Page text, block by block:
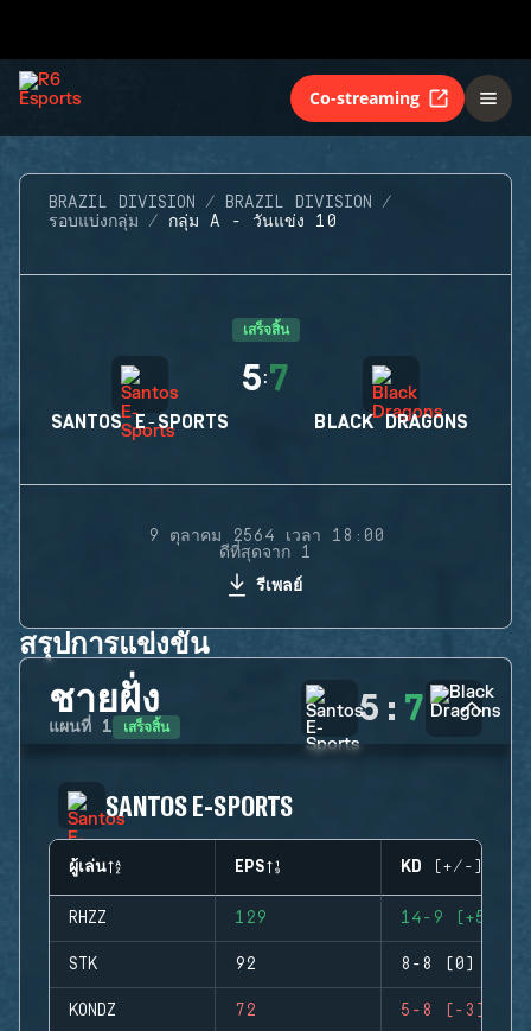
Co-streaming
BRAZIL DIVISION
BRAZIL DIVISION
รอบแบ่งกลุ่ม
กลุ่ม A - วันแข่ง 10
เสร็จสิ้น
SANTOS E-SPORTS
5:7
BLACK DRAGONS
9 ตุลาคม 2564 เวลา 18:00
ดีที่สุดจาก 1
รีเพลย์
สรุปการแข่งขัน
ชายฝั่ง
แผนที่ 1 เสร็จสิ้น 5 : 7
SANTOS E-SPORTS
ผู้เล่น EPS KD (+/-)
RHZZ 129 14-9 (+5)
STK 92 8-8 (0)
KONDZ 72 5-8 (-3)